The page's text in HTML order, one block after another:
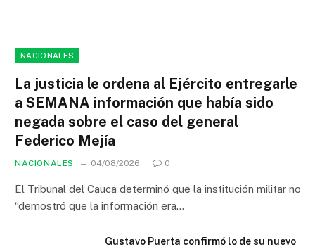
NACIONALES
La justicia le ordena al Ejército entregarle
a SEMANA información que había sido
negada sobre el caso del general
Federico Mejía
NACIONALES 04/08/2026 0
El Tribunal del Cauca determinó que la institución militar no
“demostró que la información era…
Gustavo Puerta confirmó lo de su nuevo